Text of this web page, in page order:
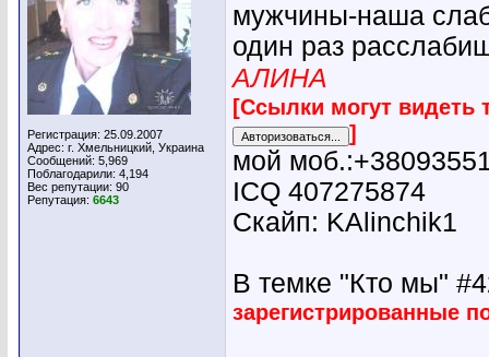
Регистрация: 25.09.2007
Адрес: г. Хмельницкий, Украина
Сообщений: 5,969
Поблагодарили: 4,194
Вес репутации: 90
Репутация: 6643
мужчины-наша
один раз
АЛИНА
[Ссылки могут видеть
]
мой
ICQ 407275874
Скайп: KAlinchik1
В темке "Кто мы"
зарегистрированные